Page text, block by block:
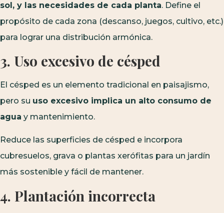
sol, y las necesidades de cada planta. Define el
propósito de cada zona (descanso, juegos, cultivo, etc.)
para lograr una distribución armónica.
3. Uso excesivo de césped
El césped es un elemento tradicional en paisajismo,
pero su uso excesivo implica un alto consumo de
agua y mantenimiento.
Reduce las superficies de césped e incorpora
cubresuelos, grava o plantas xerófitas para un jardín
más sostenible y fácil de mantener.
4. Plantación incorrecta